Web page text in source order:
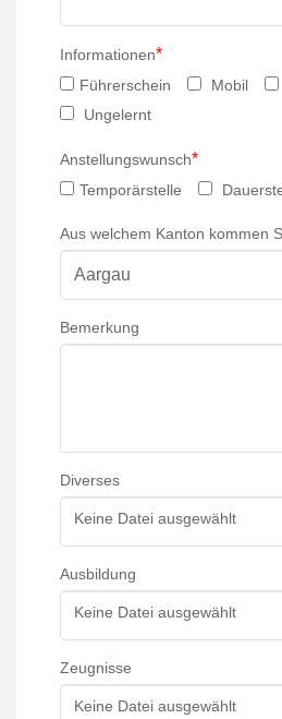
Informationen*
Führerschein Mobil
Ungelernt
Anstellungswunsch*
Temporärstelle
Aus welchem Kanton kommen
Bemerkung
Diverses
Keine Datei ausgewählt
Ausbildung
Keine Datei ausgewählt
Zeugnisse
Keine Datei ausgewählt